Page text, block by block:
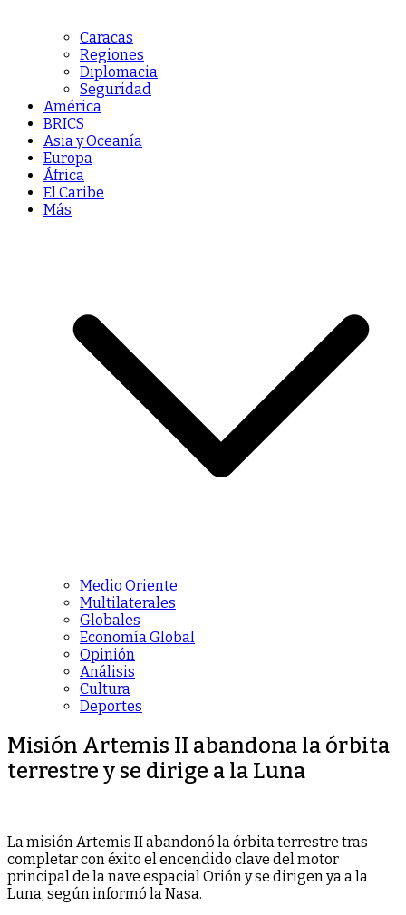
Caracas
Regiones
Diplomacia
Seguridad
América
BRICS
Asia y Oceanía
Europa
África
El Caribe
Más
Medio Oriente
Multilaterales
Globales
Economía Global
Opinión
Análisis
Cultura
Deportes
Misión Artemis II abandona la órbita
terrestre y se dirige a la Luna
La misión Artemis II abandonó la órbita terrestre tras
completar con éxito el encendido clave del motor
principal de la nave espacial Orión y se dirigen ya a la
Luna, según informó la Nasa.